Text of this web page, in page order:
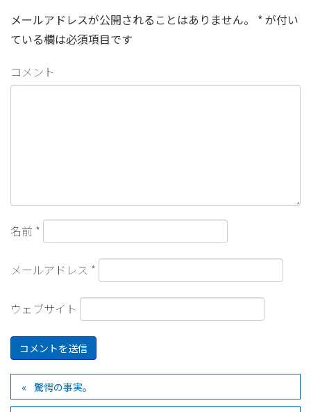
メールアドレスが公開されることはありません。 *が付い
ている欄は必須項目です
コメント
名前 *
メールアドレス *
ウェブサイト
驚愕の事実。